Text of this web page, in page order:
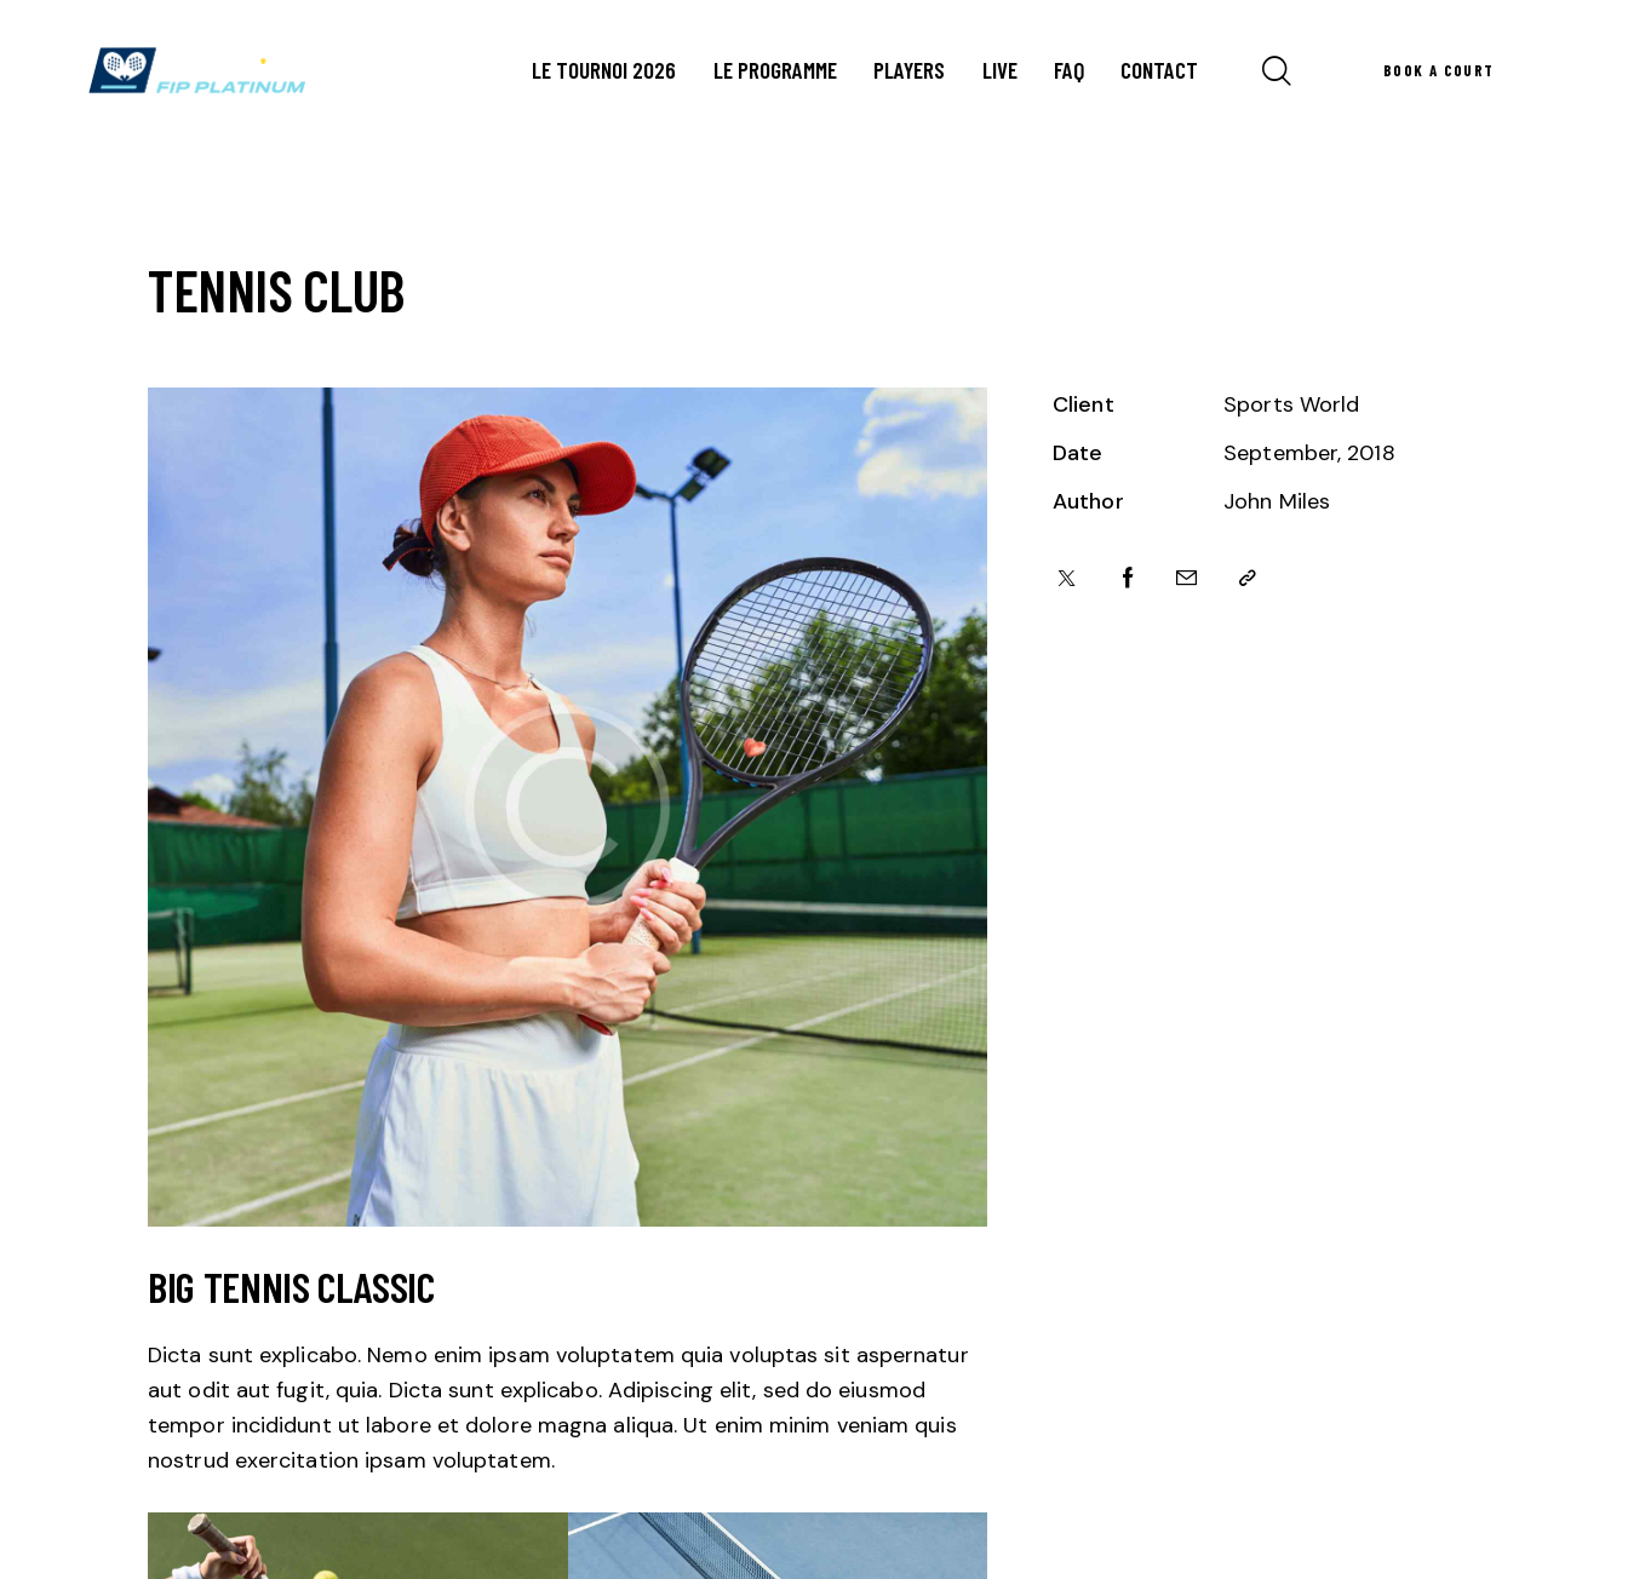
LE TOURNOI 2026 LE PROGRAMME PLAYERS LIVE FAQ CONTACT BOOK A COURT
TENNIS CLUB
BIG TENNIS CLASSIC
Dicta sunt explicabo. Nemo enim ipsam voluptatem quia voluptas sit aspernatur
aut odit aut fugit, quia. Dicta sunt explicabo. Adipiscing elit, sed do eiusmod
tempor incididunt ut labore et dolore magna aliqua. Ut enim minim veniam quis
nostrud exercitation ipsam voluptatem.
Client
Sports World
Date
September, 2018
Author
John Miles